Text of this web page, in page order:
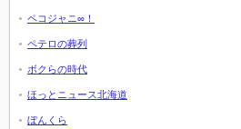
ペコジャニ∞！
ペテロの葬列
ボクらの時代
ほっとニュース北海道
ぼんくら